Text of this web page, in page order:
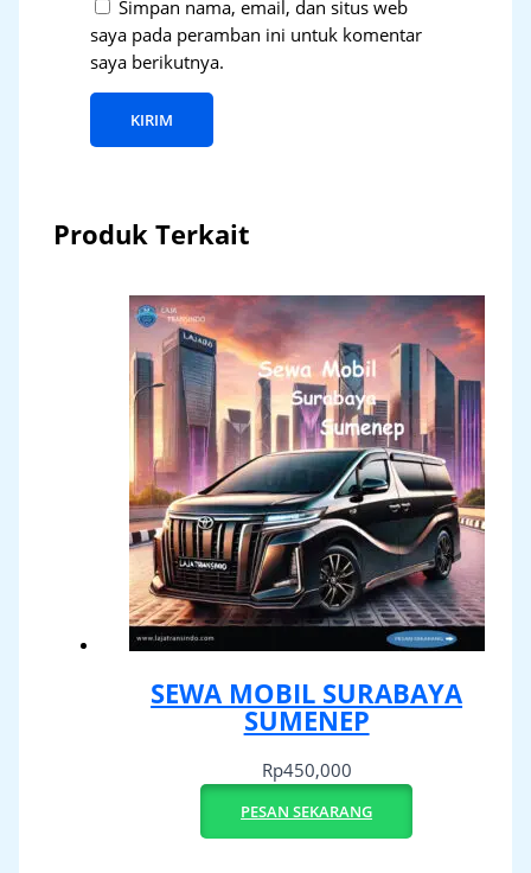
Simpan nama, email, dan situs web
saya pada peramban ini untuk komentar
saya berikutnya.
Produk Terkait
SEWA MOBIL SURABAYA
SUMENEP
Rp450,000
PESAN SEKARANG